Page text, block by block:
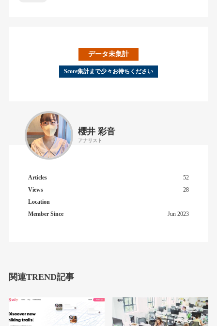
データ未集計
Score集計まで少々お待ちください
櫻井 彩音
アナリスト
Articles
52
Views
28
Location
Member Since
Jun 2023
関連TREND記事